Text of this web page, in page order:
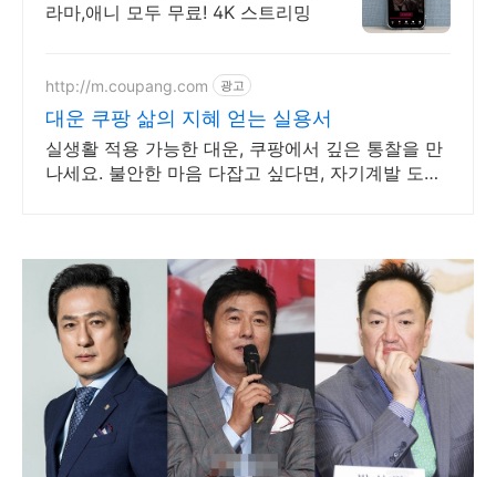
라마,애니 모두 무료! 4K 스트리밍
http://m.coupang.com 광고
대운 쿠팡 삶의 지혜 얻는 실용서
실생활 적용 가능한 대운, 쿠팡에서 깊은 통찰을 만
나세요. 불안한 마음 다잡고 싶다면, 자기계발 도서,